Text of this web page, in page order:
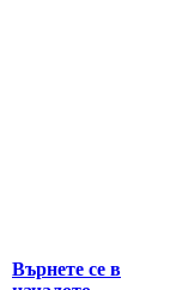
Върнете се в